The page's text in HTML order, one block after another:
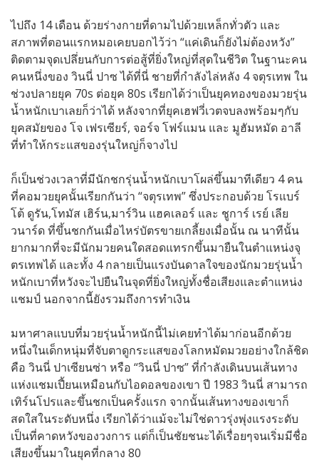
ไปถึง 14 เดือน ด้วยร่างกายที่ดามไปด้วยเหล็กทั่วตัว และ
สภาพที่ตอนแรกหมอเคยบอกไว้ว่า “แค่เดินก็ยังไม่ต้องหวัง”
ติดตามจุดเปลึ่ยนกับการต่อสู้ที่ยิ่งใหญ่ที่สุดในชีวิต ในฐานะคน
คนหนึ่งของ วินนี่ ปาซ ได้ที่นี่ ชายที่กำลังไล่หลัง 4 จตุรเทพ ใน
ช่วงปลายยุค 70s ต่อยุค 80s เรียกได้ว่าเป็นยุคทองของมวยรุ่น
น้ำหนักเบาเลยก็ว่าได้ หลังจากที่ยุคเฮฟวี่เวตจบลงพร้อมๆกับ
ยุคสมัยของ โจ เฟรเซียร์, จอร์จ โฟร์แมน และ มูฮัมหมัด อาลี
ที่ทำให้กระแสของรุ่นใหญ่ก็จางไป
ก็เป็นช่วงเวลาที่มีนักชกรุ่นน้ำหนักเบาโผล่ขึ้นมาทีเดียว 4 คน
ที่คอมวยยุคนั้นเรียกกันว่า “จตุรเทพ” ซึ่งประกอบด้วย โรแบร์
โต้ ดูรัน,โทมัส เฮิร์น,มาร์วิน แฮคเลอร์ และ ชูการ์ เรย์ เลีย
วนาร์ด ที่ขึ้นชกกันเมื่อไหร่บัตรขายเกลี้ยงเมื่อนั้น ณ นาทีนั้น
ยากมากที่จะมีนักมวยคนใดสอดแทรกขึ้นมายืนในตำแหน่งจุ
ตรเทพได้ และทั้ง 4 กลายเป็นแรงบันดาลใจของนักมวยรุ่นน้ำ
หนักเบาที่หวังจะไปยืนในจุดที่ยิ่งใหญ่ทั้งชื่อเสียงและตำแหน่ง
แชมป์ นอกจากนี้ยังรวมถึงการทำเงิน
มหาศาลแบบที่มวยรุ่นน้ำหนักนี้ไม่เคยทำได้มาก่อนอีกด้วย
หนึ่งในเด็กหนุ่มที่จับตาดูกระแสของโลกหมัดมวยอย่างใกล้ชิด
คือ วินนี่ ปาเซียนซ่า หรือ “วินนี่ ปาซ” ที่กำลังเดินบนเส้นทาง
แห่งแชมเปี้ยนเหมือนกับไอดอลของเขา ปี 1983 วินนี่ สามารถ
เทิร์นโปรและขึ้นชกเป็นครั้งแรก จากนั้นเส้นทางของเขาก็
สดใสในระดับหนึ่ง เรียกได้ว่าแม้จะไม่ใช่ดาวรุ่งพุ่งแรงระดับ
เป็นที่คาดหวังของวงการ แต่ก็เป็นชัยชนะได้เรื่อยๆจนเริ่มมีชื่อ
เสียงขึ้นมาในยุคที่กลาง 80